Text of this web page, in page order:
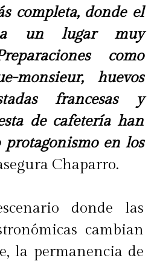
completa, donde el
un lugar muy
como
monsieur, huevos
francesas y
de cafetería han
protagonismo en los
Chaparro.
donde las
cambian
la permanencia de